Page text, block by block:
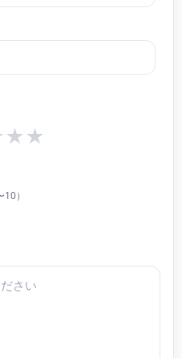
ンサートを企画。「好きな人と好き
ズ化しているものに、「じもとでお
・ベクテレフ、林敦子に師事。
★★
）